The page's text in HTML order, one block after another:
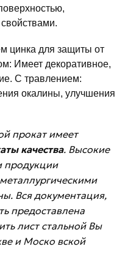
цинка для защиты от
Имеет декоративное,
С травлением:
окалины, улучшения
прокат имеет
качества. Высокие
продукции
Вся документация,
предоставлена
лист стальной Вы
и Моско вской